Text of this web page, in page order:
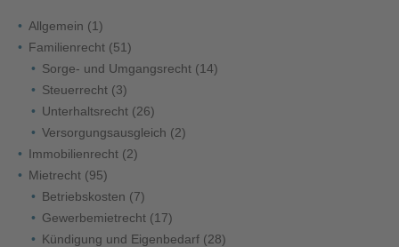
Allgemein (1)
Familienrecht (51)
Sorge- und Umgangsrecht (14)
Steuerrecht (3)
Unterhaltsrecht (26)
Versorgungsausgleich (2)
Immobilienrecht (2)
Mietrecht (95)
Betriebskosten (7)
Gewerbemietrecht (17)
Kündigung und Eigenbedarf (28)